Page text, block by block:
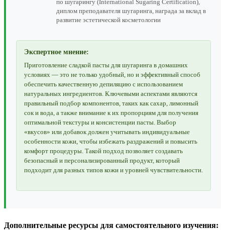
по шугарингу (International Sugaring Certification),
диплом преподавателя шугаринга, награда за вклад в
развитие эстетической косметологии
Экспертное мнение:
Приготовление сладкой пасты для шугаринга в домашних
условиях — это не только удобный, но и эффективный способ
обеспечить качественную депиляцию с использованием
натуральных ингредиентов. Ключевыми аспектами являются
правильный подбор компонентов, таких как сахар, лимонный
сок и вода, а также внимание к их пропорциям для получения
оптимальной текстуры и консистенции пасты. Выбор
«вкусов» или добавок должен учитывать индивидуальные
особенности кожи, чтобы избежать раздражений и повысить
комфорт процедуры. Такой подход позволяет создавать
безопасный и персонализированный продукт, который
подходит для разных типов кожи и уровней чувствительности.
Дополнительные ресурсы для самостоятельного изучения: